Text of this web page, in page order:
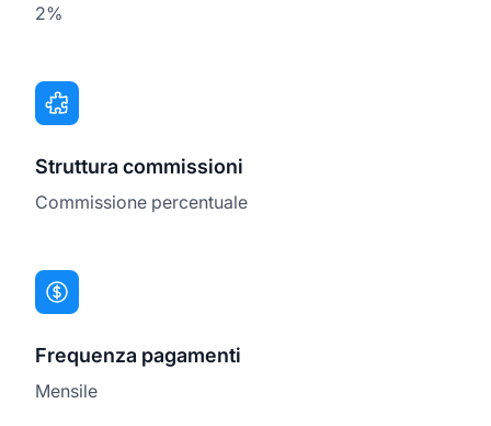
2%
Struttura commissioni
Commissione percentuale
Frequenza pagamenti
Mensile